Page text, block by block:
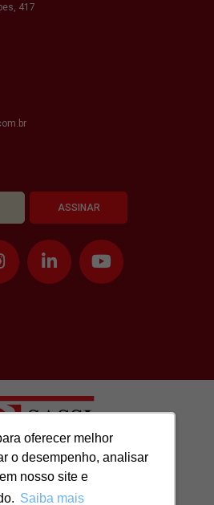
oferecer melhor
o desempenho, analisar
nosso site e
Saiba mais
oferecer melhor
o desempenho, analisar
nosso site e
Saiba mais
417
para: SASSI IMÓVEIS LTDA | CNPJ: